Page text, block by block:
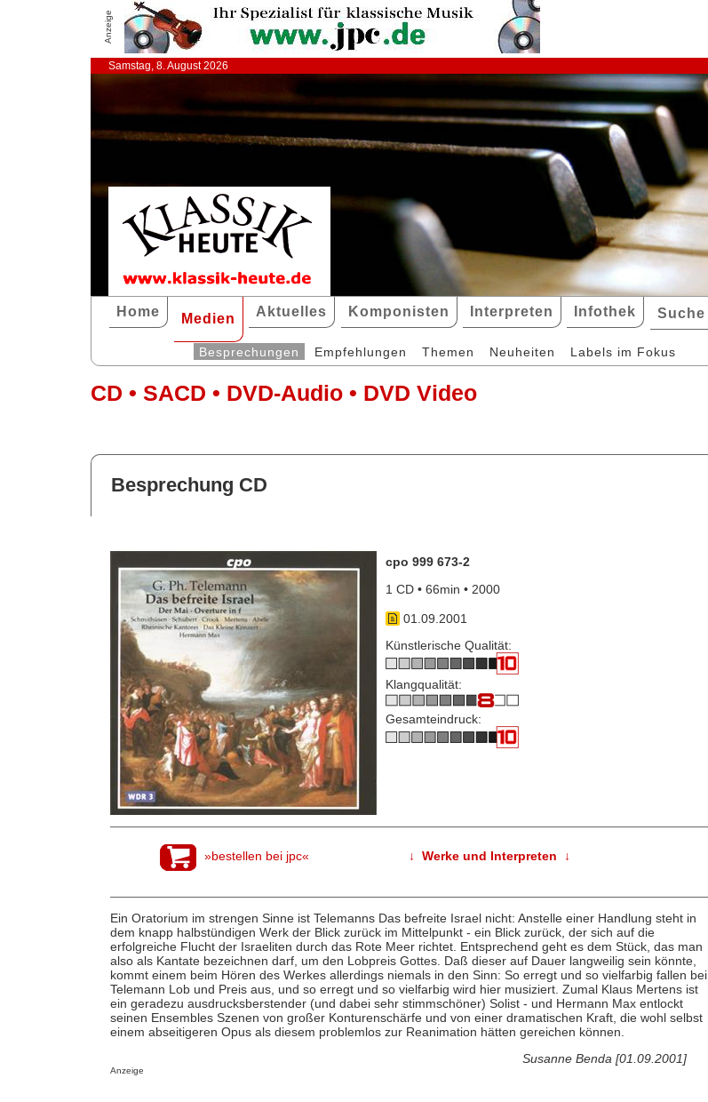
Anzeige
Samstag, 8. August 2026
Home Medien Aktuelles Komponisten Interpreten Infothek Suche
Besprechungen Empfehlungen Themen Neuheiten Labels im Fokus
CD • SACD • DVD-Audio • DVD Video
Besprechung CD
cpo 999 673-2
1 CD • 66min • 2000
01.09.2001
Künstlerische Qualität:
Klangqualität:
Gesamteindruck:
»bestellen bei jpc« ↓ Werke und Interpreten ↓
Ein Oratorium im strengen Sinne ist Telemanns Das befreite Israel nicht: Anstelle einer Handlung steht in
dem knapp halbstündigen Werk der Blick zurück im Mittelpunkt - ein Blick zurück, der sich auf die
erfolgreiche Flucht der Israeliten durch das Rote Meer richtet. Entsprechend geht es dem Stück, das man
also als Kantate bezeichnen darf, um den Lobpreis Gottes. Daß dieser auf Dauer langweilig sein könnte,
kommt einem beim Hören des Werkes allerdings niemals in den Sinn: So erregt und so vielfarbig fallen bei
Telemann Lob und Preis aus, und so erregt und so vielfarbig wird hier musiziert. Zumal Klaus Mertens ist
ein geradezu ausdrucksberstender (und dabei sehr stimmschöner) Solist - und Hermann Max entlockt
seinen Ensembles Szenen von großer Konturenschärfe und von einer dramatischen Kraft, die wohl selbst
einem abseitigeren Opus als diesem problemlos zur Reanimation hätten gereichen können.
Susanne Benda [01.09.2001]
Anzeige